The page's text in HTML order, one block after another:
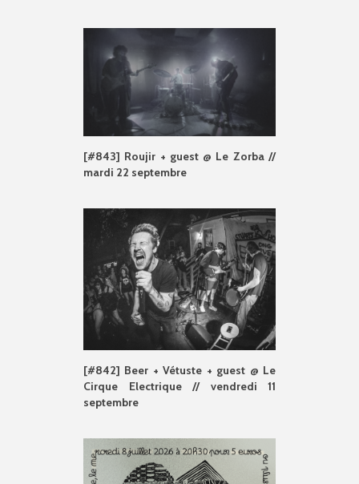
[#843] Roujir + guest @ Le Zorba //
mardi 22 septembre
[#842] Beer + Vétuste + guest @ Le
Cirque Electrique // vendredi 11
septembre